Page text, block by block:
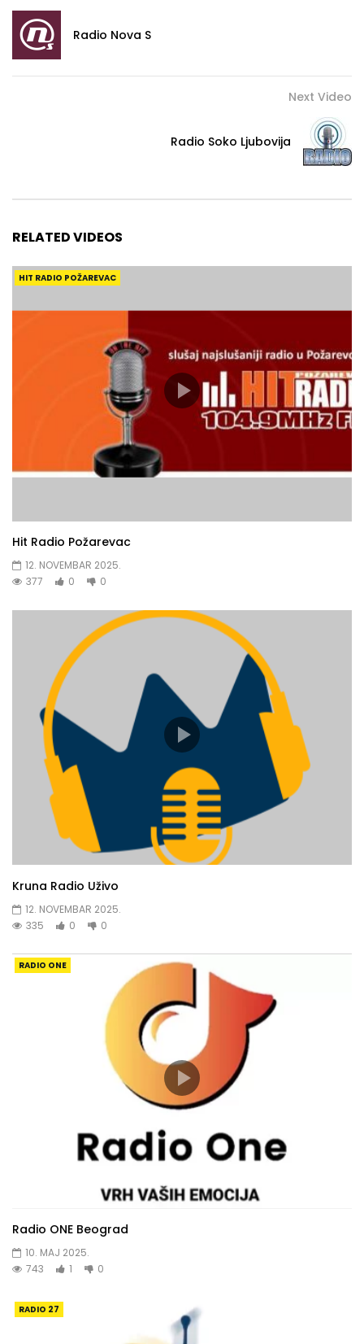
Radio Nova S
Next Video
Radio Soko Ljubovija
RELATED VIDEOS
HIT RADIO POŽAREVAC
Hit Radio Požarevac
12. NOVEMBAR 2025.
377
0 0
Kruna Radio Uživo
12. NOVEMBAR 2025.
335
0 0
RADIO ONE
Radio ONE Beograd
10. MAJ 2025.
743
1 0
RADIO 27